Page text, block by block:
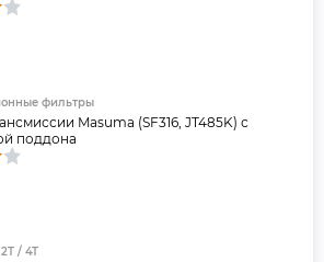
фильтры
Masuma (SF316, JT485K) с
поддона
/ 4T